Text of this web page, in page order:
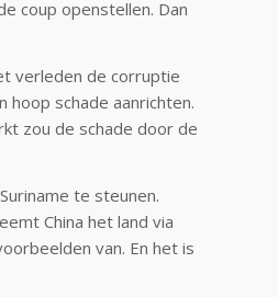
coup openstellen. Dan
verleden de corruptie
hoop schade aanrichten.
zou de schade door de
te steunen.
China het land via
van. En het is